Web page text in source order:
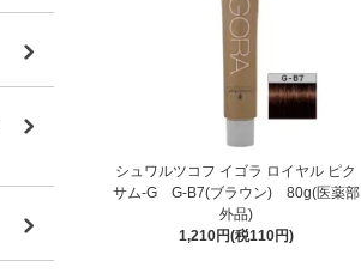
シュワルツコフ イゴラ ロイヤル ピク
サム-G G-B7(ブラウン) 80g(医薬部
外品)
1,210円(税110円)